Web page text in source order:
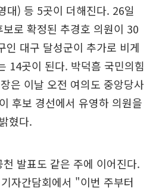
대) 등 5곳이 더해진다. 26일
로 확정된 추경호 의원이 30
인 대구 달성군이 추가로 비게
14곳이 된다. 박덕흠 국민의힘
은 이날 오전 여의도 중앙당사
후보 경선에서 유영하 의원을
혔다.
발표도 같은 주에 이어진다.
자간담회에서 "이번 주부터